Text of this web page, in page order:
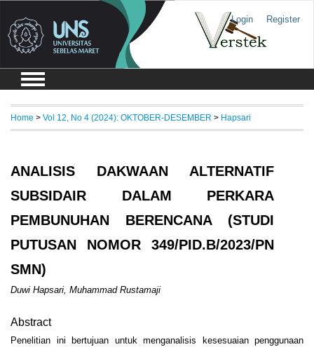
Login Register
Home > Vol 12, No 4 (2024): OKTOBER-DESEMBER > Hapsari
ANALISIS DAKWAAN ALTERNATIF
SUBSIDAIR DALAM PERKARA
PEMBUNUHAN BERENCANA (STUDI
PUTUSAN NOMOR 349/PID.B/2023/PN
SMN)
Duwi Hapsari, Muhammad Rustamaji
Abstract
Penelitian ini bertujuan untuk menganalisis kesesuaian penggunaan